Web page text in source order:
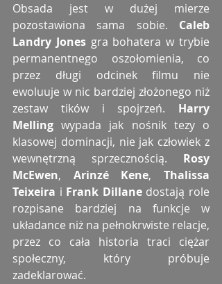
Obsada jest w dużej mierze
pozostawiona sama sobie. Caleb
Landry Jones gra bohatera w trybie
permanentnego oszołomienia, co
przez długi odcinek filmu nie
ewoluuje w nic bardziej złożonego niż
zestaw tików i spojrzeń. Harry
Melling wypada jak nośnik tezy o
klasowej dominacji, nie jak człowiek z
wewnętrzną sprzecznością. Rosy
McEwen, Arinzé Kene, Thalissa
Teixeira i Frank Dillane dostają role
rozpisane bardziej na funkcje w
układance niż na pełnokrwiste relacje,
przez co cała historia traci ciężar
społeczny, który próbuje
zadeklarować.